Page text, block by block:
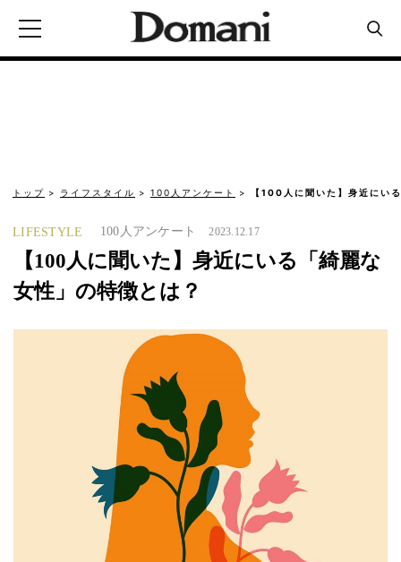
トップ ライフスタイル 100人アンケート 【100人に聞いた】身近にい
LIFESTYLE 100人アンケート 2023.12.17
【100人に聞いた】身近にいる「綺麗な
女性」の特徴とは？